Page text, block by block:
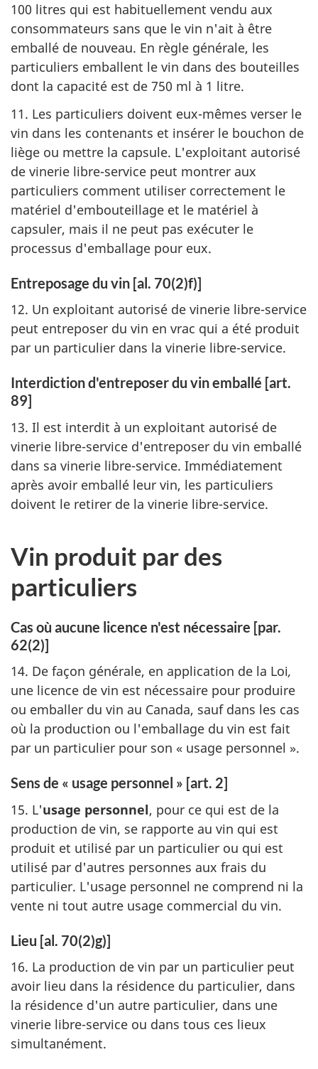
100 litres qui est habituellement vendu aux
consommateurs sans que le vin n'ait à être
emballé de nouveau. En règle générale, les
particuliers emballent le vin dans des bouteilles
dont la capacité est de 750 ml à 1 litre.
11. Les particuliers doivent eux-mêmes verser le
vin dans les contenants et insérer le bouchon de
liège ou mettre la capsule. L'exploitant autorisé
de vinerie libre-service peut montrer aux
particuliers comment utiliser correctement le
matériel d'embouteillage et le matériel à
capsuler, mais il ne peut pas exécuter le
processus d'emballage pour eux.
Entreposage du vin [al. 70(2)f)]
12. Un exploitant autorisé de vinerie libre-service
peut entreposer du vin en vrac qui a été produit
par un particulier dans la vinerie libre-service.
Interdiction d'entreposer du vin emballé [art.
89]
13. Il est interdit à un exploitant autorisé de
vinerie libre-service d'entreposer du vin emballé
dans sa vinerie libre-service. Immédiatement
après avoir emballé leur vin, les particuliers
doivent le retirer de la vinerie libre-service.
Vin produit par des
particuliers
Cas où aucune licence n'est nécessaire [par.
62(2)]
14. De façon générale, en application de la Loi,
une licence de vin est nécessaire pour produire
ou emballer du vin au Canada, sauf dans les cas
où la production ou l'emballage du vin est fait
par un particulier pour son « usage personnel ».
Sens de « usage personnel » [art. 2]
15. L'usage personnel, pour ce qui est de la
production de vin, se rapporte au vin qui est
produit et utilisé par un particulier ou qui est
utilisé par d'autres personnes aux frais du
particulier. L'usage personnel ne comprend ni la
vente ni tout autre usage commercial du vin.
Lieu [al. 70(2)g)]
16. La production de vin par un particulier peut
avoir lieu dans la résidence du particulier, dans
la résidence d'un autre particulier, dans une
vinerie libre-service ou dans tous ces lieux
simultanément.